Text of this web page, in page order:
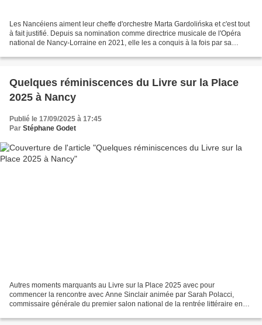
Les Nancéiens aiment leur cheffe d'orchestre Marta Gardolińska et c'est tout
à fait justifié. Depuis sa nomination comme directrice musicale de l'Opéra
national de Nancy-Lorraine en 2021, elle les a conquis à la fois par sa
Quelques réminiscences du Livre sur la Place
2025 à Nancy
Publié le 17/09/2025 à 17:45
Par Stéphane Godet
Autres moments marquants au Livre sur la Place 2025 avec pour
commencer la rencontre avec Anne Sinclair animée par Sarah Polacci,
commissaire générale du premier salon national de la rentrée littéraire en